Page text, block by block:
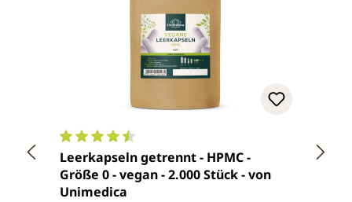
Durchschnittliche Bewertung von 4.4 von 5
Leerkapseln getrennt - HPMC -
Größe 0 - vegan - 2.000 Stück - von
Unimedica
Bio